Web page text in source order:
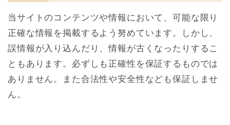
当サイトのコンテンツや情報において、可能な限り
正確な情報を掲載するよう努めています。しかし、
誤情報が入り込んだり、情報が古くなったりするこ
ともあります。必ずしも正確性を保証するものでは
ありません。また合法性や安全性なども保証しませ
ん。